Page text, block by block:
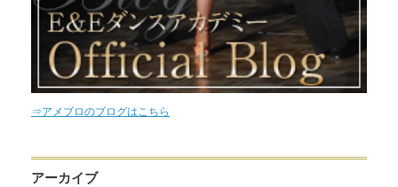
⇒アメブロのブログはこちら
アーカイブ